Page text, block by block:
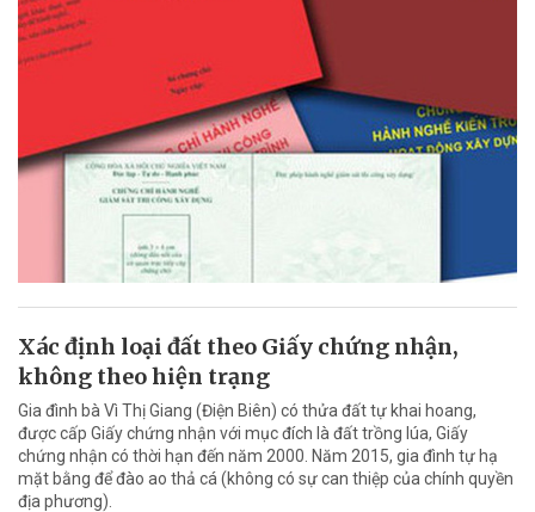
Xác định loại đất theo Giấy chứng nhận,
không theo hiện trạng
Gia đình bà Vì Thị Giang (Điện Biên) có thửa đất tự khai hoang,
được cấp Giấy chứng nhận với mục đích là đất trồng lúa, Giấy
chứng nhận có thời hạn đến năm 2000. Năm 2015, gia đình tự hạ
mặt bằng để đào ao thả cá (không có sự can thiệp của chính quyền
địa phương).